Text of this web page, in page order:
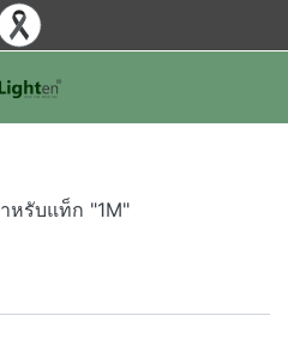
หรับแท็ก "1M"